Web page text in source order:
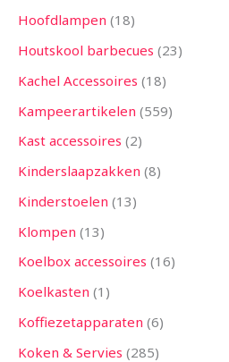
Hoofdlampen 18
Houtskool barbecues 23
Kachel Accessoires 18
Kampeerartikelen 559
Kast accessoires 2
Kinderslaapzakken 8
Kinderstoelen 13
Klompen 13
Koelbox accessoires 16
Koelkasten 1
Koffiezetapparaten 6
Koken & Servies 285